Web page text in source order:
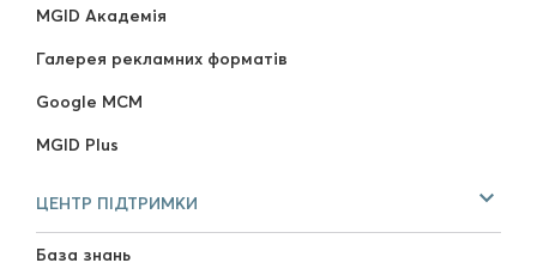
MGID Академія
Галерея рекламних форматів
Google MCM
MGID Plus
ЦЕНТР ПІДТРИМКИ
База знань